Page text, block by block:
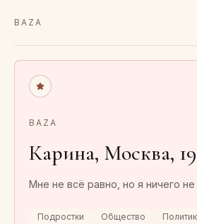
BAZA
BAZA
Карина, Москва, 19
Мне не всё равно, но я ничего
Подростки Общество